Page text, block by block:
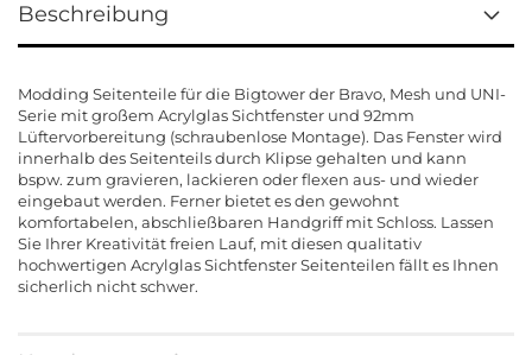
Beschreibung
Modding Seitenteile für die Bigtower der Bravo, Mesh und UNI-
Serie mit großem Acrylglas Sichtfenster und 92mm
Lüftervorbereitung (schraubenlose Montage). Das Fenster wird
innerhalb des Seitenteils durch Klipse gehalten und kann
bspw. zum gravieren, lackieren oder flexen aus- und wieder
eingebaut werden. Ferner bietet es den gewohnt
komfortabelen, abschließbaren Handgriff mit Schloss. Lassen
Sie Ihrer Kreativität freien Lauf, mit diesen qualitativ
hochwertigen Acrylglas Sichtfenster Seitenteilen fällt es Ihnen
sicherlich nicht schwer.